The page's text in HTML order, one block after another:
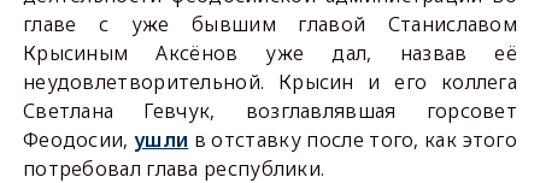
главе с уже бывшим главой Станиславом
Крысиным Аксёнов уже дал, назвав её
неудовлетворительной. Крысин и его коллега
Светлана Гевчук, возглавлявшая горсовет
Феодосии,ушли в отставку после того, как этого
потребовал глава республики.